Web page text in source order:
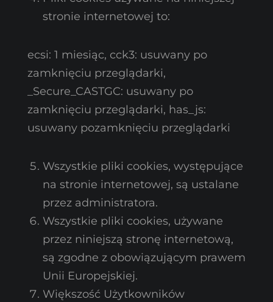
stronie internetowej to:
ecsi: 1 miesiąc, cck3: usuwany po
zamknięciu przeglądarki,
_Secure_CASTGC: usuwany po
zamknięciu przeglądarki, has_js:
usuwany pozamknięciu przeglądarki
Wszystkie pliki cookies, występujące
na stronie internetowej, są ustalane
przez administratora.
Wszystkie pliki cookies, używane
przez niniejszą stronę internetową,
są zgodne z obowiązującym prawem
Unii Europejskiej.
Większość Użytkowników